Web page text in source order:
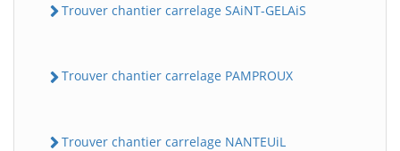
Trouver chantier carrelage SAiNT-GELAiS
Trouver chantier carrelage PAMPROUX
Trouver chantier carrelage NANTEUiL